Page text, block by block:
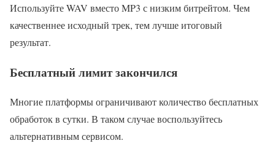
Используйте WAV вместо MP3 с низким битрейтом. Чем
качественнее исходный трек, тем лучше итоговый
результат.
Бесплатный лимит закончился
Многие платформы ограничивают количество бесплатных
обработок в сутки. В таком случае воспользуйтесь
альтернативным сервисом.